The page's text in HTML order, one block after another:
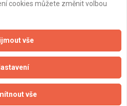
cookies můžete změnit volbou
vše
vše